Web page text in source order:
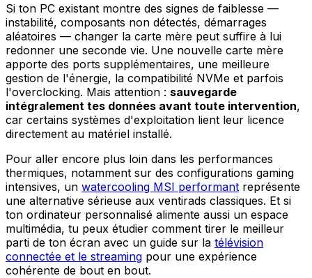
Si ton PC existant montre des signes de faiblesse —
instabilité, composants non détectés, démarrages
aléatoires — changer la carte mère peut suffire à lui
redonner une seconde vie. Une nouvelle carte mère
apporte des ports supplémentaires, une meilleure
gestion de l'énergie, la compatibilité NVMe et parfois
l'overclocking. Mais attention : sauvegarde
intégralement tes données avant toute intervention,
car certains systèmes d'exploitation lient leur licence
directement au matériel installé.
Pour aller encore plus loin dans les performances
thermiques, notamment sur des configurations gaming
intensives, un watercooling MSI performant représente
une alternative sérieuse aux ventirads classiques. Et si
ton ordinateur personnalisé alimente aussi un espace
multimédia, tu peux étudier comment tirer le meilleur
parti de ton écran avec un guide sur la télévision
connectée et le streaming pour une expérience
cohérente de bout en bout.